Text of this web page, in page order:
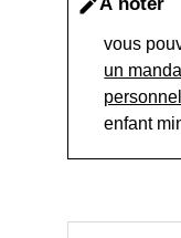
edit
vous
un
enfant